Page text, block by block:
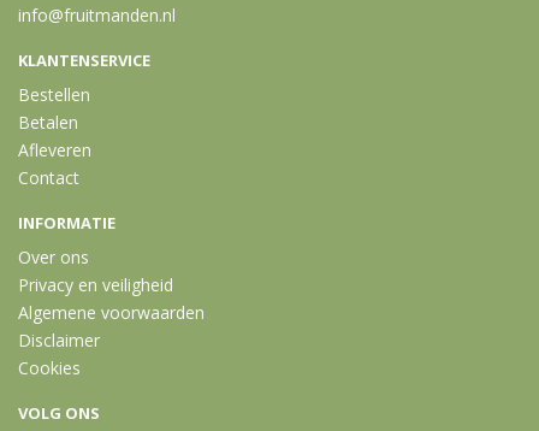
info@fruitmanden.nl
KLANTENSERVICE
Bestellen
Betalen
Afleveren
Contact
INFORMATIE
Over ons
Privacy en veiligheid
Algemene voorwaarden
Disclaimer
Cookies
VOLG ONS